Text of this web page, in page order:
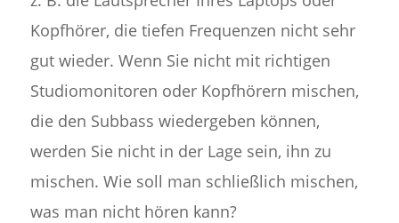
Kopfhörer, die tiefen Frequenzen nicht sehr
gut wieder. Wenn Sie nicht mit richtigen
Studiomonitoren oder Kopfhörern mischen,
die den Subbass wiedergeben können,
werden Sie nicht in der Lage sein, ihn zu
mischen. Wie soll man schließlich mischen,
was man nicht hören kann?